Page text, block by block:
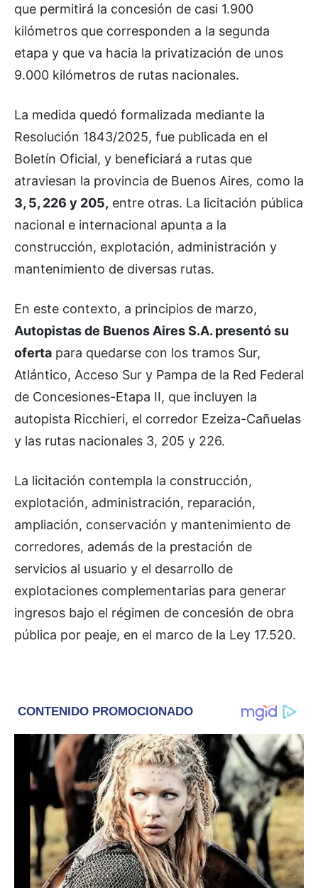
que permitirá la concesión de casi 1.900
kilómetros que corresponden a la segunda
etapa y que va hacia la privatización de unos
9.000 kilómetros de rutas nacionales.
La medida quedó formalizada mediante la
Resolución 1843/2025, fue publicada en el
Boletín Oficial, y beneficiará a rutas que
atraviesan la provincia de Buenos Aires, como la
3, 5, 226 y 205, entre otras. La licitación pública
nacional e internacional apunta a la
construcción, explotación, administración y
mantenimiento de diversas rutas.
En este contexto, a principios de marzo,
Autopistas de Buenos Aires S.A. presentó su
oferta para quedarse con los tramos Sur,
Atlántico, Acceso Sur y Pampa de la Red Federal
de Concesiones-Etapa II, que incluyen la
autopista Ricchieri, el corredor Ezeiza-Cañuelas
y las rutas nacionales 3, 205 y 226.
La licitación contempla la construcción,
explotación, administración, reparación,
ampliación, conservación y mantenimiento de
corredores, además de la prestación de
servicios al usuario y el desarrollo de
explotaciones complementarias para generar
ingresos bajo el régimen de concesión de obra
pública por peaje, en el marco de la Ley 17.520.